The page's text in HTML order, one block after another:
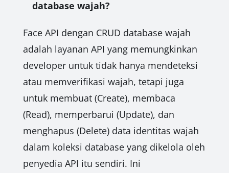
database wajah?
Face API dengan CRUD database wajah
adalah layanan API yang memungkinkan
developer untuk tidak hanya mendeteksi
atau memverifikasi wajah, tetapi juga
untuk membuat (Create), membaca
(Read), memperbarui (Update), dan
menghapus (Delete) data identitas wajah
dalam koleksi database yang dikelola oleh
penyedia API itu sendiri. Ini